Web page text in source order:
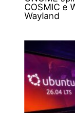
COSMIC e
Wayland